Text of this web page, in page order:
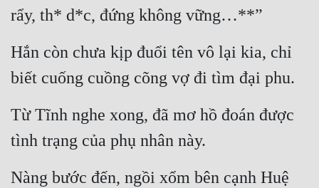
rẩy, th* d*c, đứng không vững…**”
Hắn còn chưa kịp đuổi tên vô lại kia, chỉ
biết cuống cuồng cõng vợ đi tìm đại phu.
Từ Tĩnh nghe xong, đã mơ hồ đoán được
tình trạng của phụ nhân này.
Nàng bước đến, ngồi xổm bên cạnh Huệ